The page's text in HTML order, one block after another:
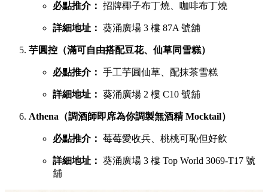
必點推介： 招牌椰子布丁燒、咖啡布丁燒
詳細地址： 葵涌廣場 3 樓 87A 號舖
芋圓控（滿可自由搭配豆花、仙草同雪糕）
必點推介： 手工芋圓仙草、配抹茶雪糕
詳細地址： 葵涌廣場 2 樓 C10 號舖
Athena（調酒師即席為你調製無酒精 Mocktail）
必點推介： 莓莓愛收兵、桃桃可恥但好飲
詳細地址： 葵涌廣場 3 樓 Top World 3069-T17 號
舖